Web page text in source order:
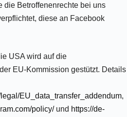
die Betroffenenrechte bei uns
diese an Facebook
USA wird auf die
EU-Kommission gestützt. Details
EU_data_transfer_addendum,
policy/und https://de-